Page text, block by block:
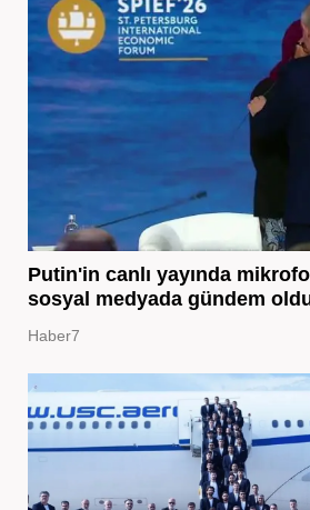
Putin'in canlı yayında
sosyal medyada gündem
Haber7